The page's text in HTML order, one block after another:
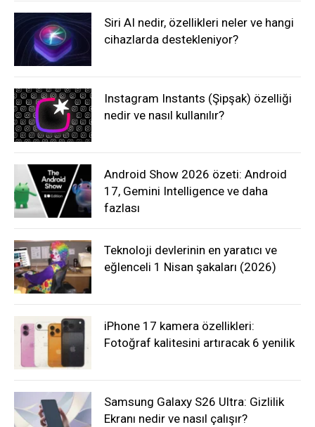
Siri AI nedir, özellikleri neler ve hangi
cihazlarda destekleniyor?
Instagram Instants (Şipşak) özelliği
nedir ve nasıl kullanılır?
Android Show 2026 özeti: Android
17, Gemini Intelligence ve daha
fazlası
Teknoloji devlerinin en yaratıcı ve
eğlenceli 1 Nisan şakaları (2026)
iPhone 17 kamera özellikleri:
Fotoğraf kalitesini artıracak 6 yenilik
Samsung Galaxy S26 Ultra: Gizlilik
Ekranı nedir ve nasıl çalışır?